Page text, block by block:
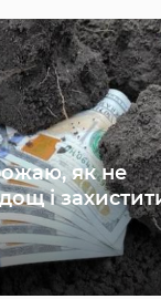
як не
і